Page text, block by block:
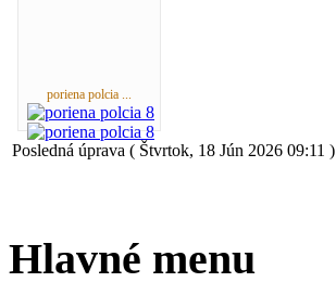
poriena polcia ...
Posledná úprava ( Štvrtok, 18 Jún 2026 09:11 )
Hlavné menu